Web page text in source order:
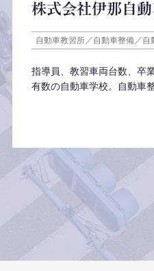
株式会社伊那自
自動車教習所／自動車整備／自
指導員、教習車両台数、卒
有数の自動車学校。自動車